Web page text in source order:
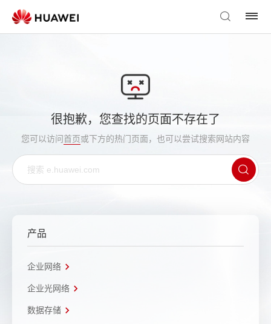
很抱歉，您查找的页面不存在了
您可以访问首页或下方的热门页面，也可以尝试搜索网站内容
产品
企业网络
企业光网络
数据存储